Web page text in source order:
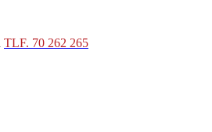
TLF. 70 262 265